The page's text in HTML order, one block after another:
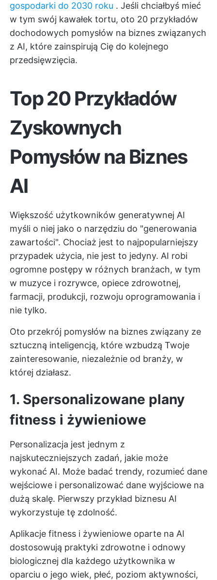
gospodarki do 2030 roku . Jeśli chciałbyś mieć
w tym swój kawałek tortu, oto 20 przykładów
dochodowych pomysłów na biznes związanych
z AI, które zainspirują Cię do kolejnego
przedsięwzięcia.
Top 20 Przykładów
Zyskownych
Pomysłów na Biznes
AI
Większość użytkowników generatywnej AI
myśli o niej jako o narzędziu do "generowania
zawartości". Chociaż jest to najpopularniejszy
przypadek użycia, nie jest to jedyny. AI robi
ogromne postępy w różnych branżach, w tym
w muzyce i rozrywce, opiece zdrowotnej,
farmacji, produkcji, rozwoju oprogramowania i
nie tylko.
Oto przekrój pomysłów na biznes związany ze
sztuczną inteligencją, które wzbudzą Twoje
zainteresowanie, niezależnie od branży, w
której działasz.
1. Spersonalizowane plany
fitness i żywieniowe
Personalizacja jest jednym z
najskuteczniejszych zadań, jakie może
wykonać AI. Może badać trendy, rozumieć dane
wejściowe i personalizować dane wyjściowe na
dużą skalę. Pierwszy przykład biznesu AI
wykorzystuje tę zdolność.
Aplikacje fitness i żywieniowe oparte na AI
dostosowują praktyki zdrowotne i odnowy
biologicznej dla każdego użytkownika w
oparciu o jego wiek, płeć, poziom aktywności,